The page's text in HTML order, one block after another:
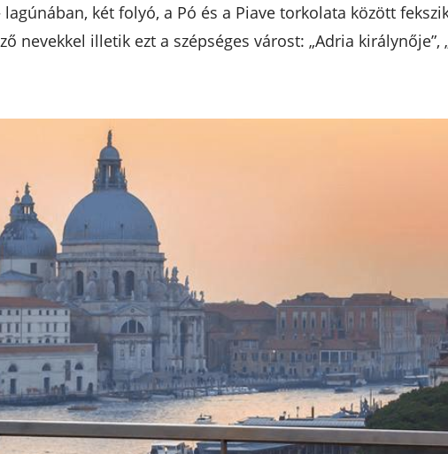
két folyó, a Pó és a Piave torkolata között
illetik ezt a szépséges várost: „Adria királynője”,